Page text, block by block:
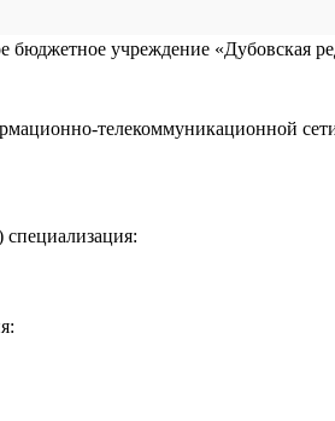
учреждение «Дубовская
телекоммуникационной